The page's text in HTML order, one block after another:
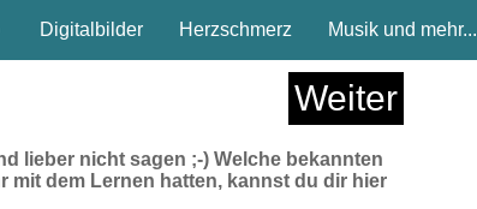
Digitalbilder Herzschmerz Musik und mehr...
Weiter
lieber nicht sagen ;-) Welche bekannten
dem Lernen hatten, kannst du dir hier